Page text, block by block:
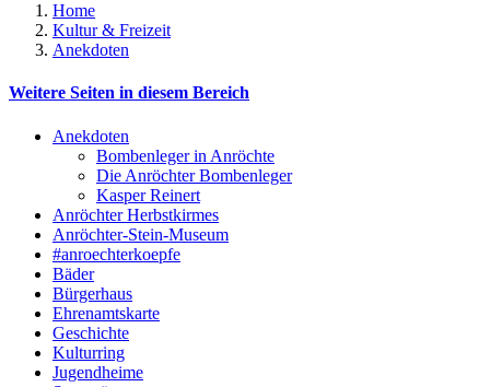
Home
Kultur & Freizeit
Anekdoten
Weitere Seiten in diesem Bereich
Anekdoten
Bombenleger in Anröchte
Die Anröchter Bombenleger
Kasper Reinert
Anröchter Herbstkirmes
Anröchter-Stein-Museum
#anroechterkoepfe
Bäder
Bürgerhaus
Ehrenamtskarte
Geschichte
Kulturring
Jugendheime